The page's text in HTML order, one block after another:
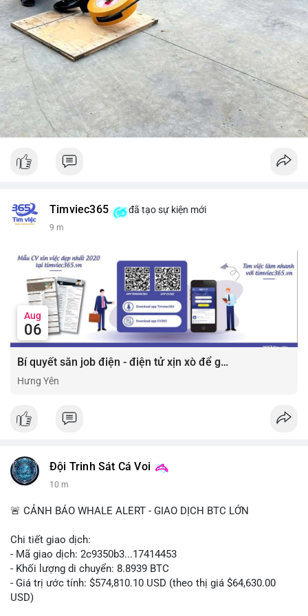
Timviec365 đã tạo sự kiện mới
9 m
Aug
06
Bí quyết săn job điện - điện tử xịn xò để gia tăng thu nhập ⚡
Hưng Yên
Đội Trinh Sát Cá Voi
10 m
🚨 CẢNH BÁO WHALE ALERT - GIAO DỊCH BTC LỚN
Chi tiết giao dịch:
- Mã giao dịch: 2c9350b3...17414453
- Khối lượng di chuyển: 8.8939 BTC
- Giá trị ước tính: $574,810.10 USD (theo thị giá $64,630.00
USD)